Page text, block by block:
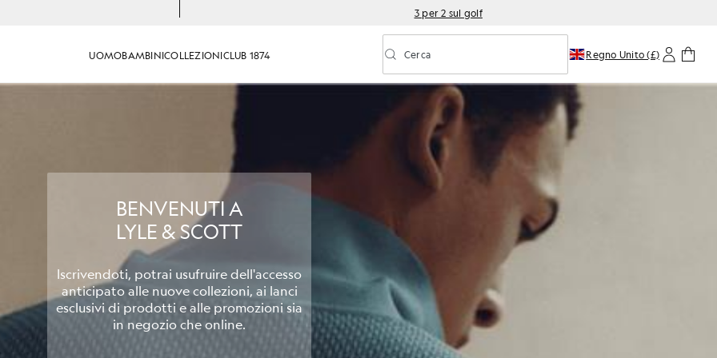
3 per 2 sul golf
UOMOBAMBINICOLLEZIONICLUB 1874 Attiva/disattiva la ricerca predittiva
Cerca Regno Unito (£)
BENVENUTI A
LYLE & SCOTT
Iscrivendoti, potrai usufruire dell'accesso
anticipato alle nuove collezioni, ai lanci
esclusivi di prodotti e alle promozioni sia
in negozio che online.